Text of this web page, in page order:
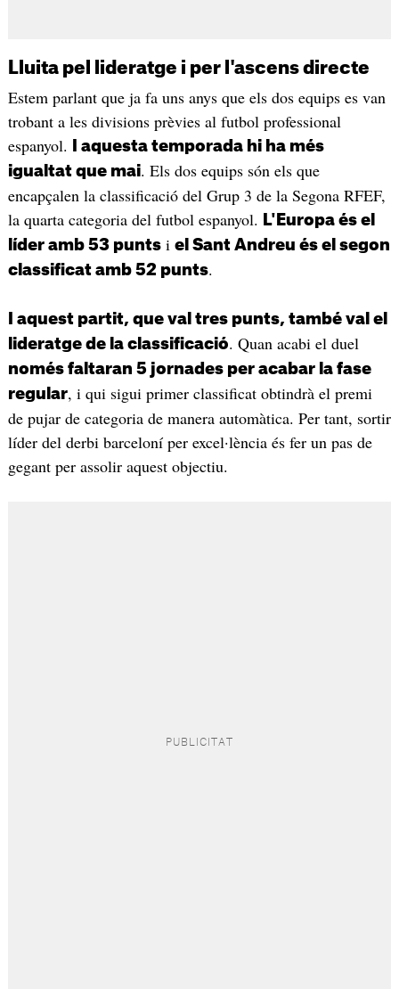
Lluita pel lideratge i per l'ascens directe
Estem parlant que ja fa uns anys que els dos equips es van
trobant a les divisions prèvies al futbol professional
espanyol.
I aquesta temporada hi ha més
igualtat que mai. Els dos equips són els que
encapçalen la classificació del Grup 3 de la Segona RFEF,
la quarta categoria del futbol espanyol.
L'Europa és el
líder amb 53 puntsi el Sant Andreu és el segon
classificat amb 52 punts.
I aquest partit, que val tres punts, també val el
lideratge de la classificació. Quan acabi el duel
només faltaran 5 jornades per acabar la fase
regular, i qui sigui primer classificat obtindrà el premi
de pujar de categoria de manera automàtica. Per tant, sortir
líder del derbi barceloní per excel·lència és fer un pas de
gegant per assolir aquest objectiu.